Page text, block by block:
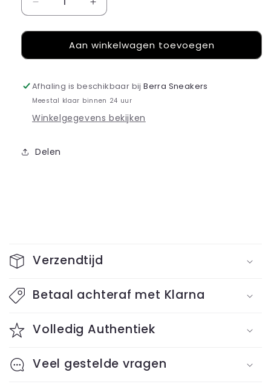
Aantal
verlagen
voor
Balance
Triple
White
Aantal
verhogen
voor
New
Balance
Triple
White
Aan winkelwagen toevoegen
Afhaling is beschikbaar bijBerra Sneakers
Meestal klaar binnen 24 uur
Winkelgegevens bekijken
Delen
n
l
p
b
a
Verzendtijd
Betaal achteraf met Klarna
Volledig Authentiek
Veel gestelde vragen